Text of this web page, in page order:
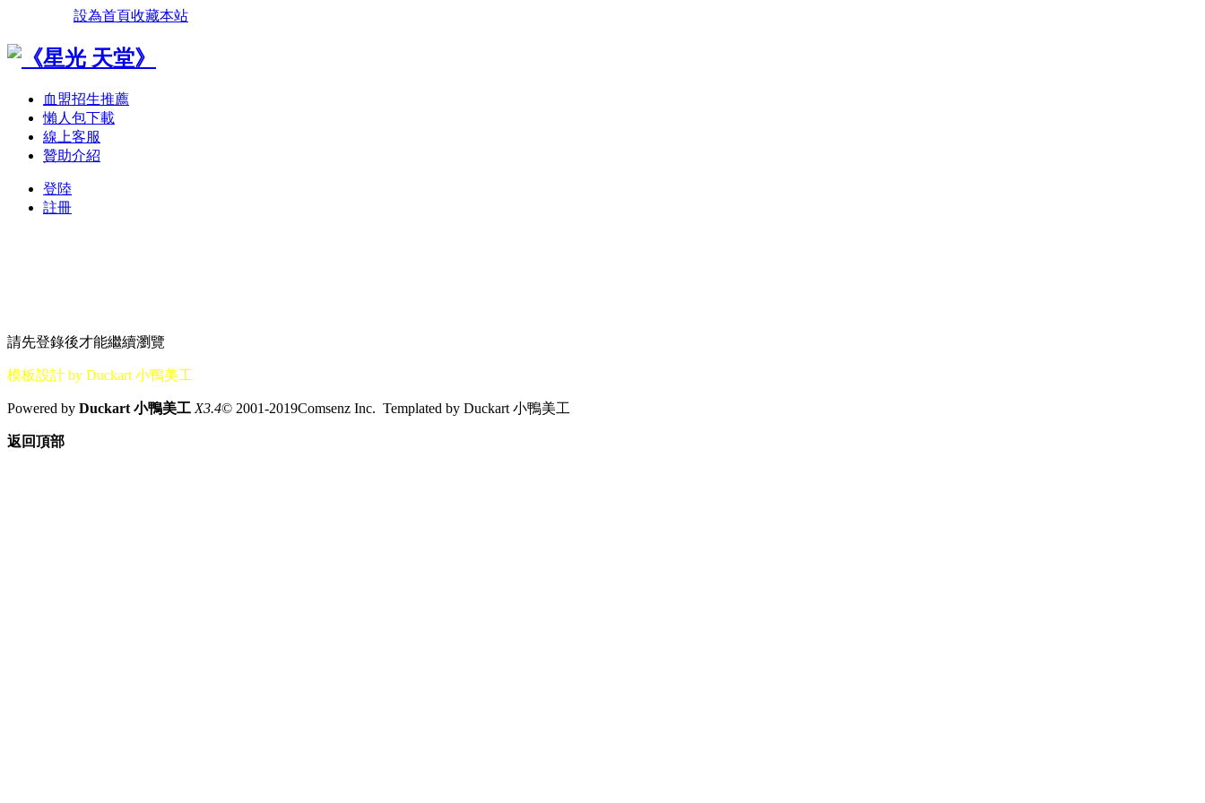
設為首頁收藏本站
血盟招生推薦
懶人包下載
線上客服
贊助介紹
登陸
註冊
請先登錄後才能繼續瀏覽
模板設計 by Duckart 小鴨美工
Powered by Duckart 小鴨美工 X3.4© 2001-2019Comsenz Inc. Templated by Duckart 小鴨美工
返回頂部